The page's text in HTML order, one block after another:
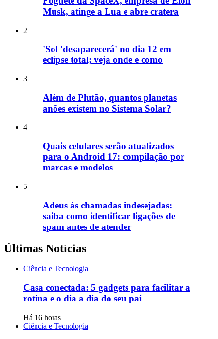
Musk, atinge a Lua e abre cratera
2
'Sol 'desaparecerá' no dia 12 em
eclipse total; veja onde e como
3
Além de Plutão, quantos planetas
anões existem no Sistema Solar?
4
Quais celulares serão atualizados
para o Android 17: compilação por
marcas e modelos
5
Adeus às chamadas indesejadas:
saiba como identificar ligações de
spam antes de atender
Últimas Notícias
Ciência e Tecnologia
Casa conectada: 5 gadgets para facilitar a
rotina e o dia a dia do seu pai
Há 16 horas
Ciência e Tecnologia